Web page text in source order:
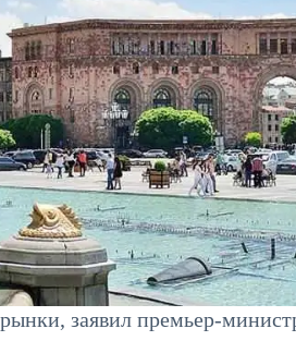
заявил премьер-